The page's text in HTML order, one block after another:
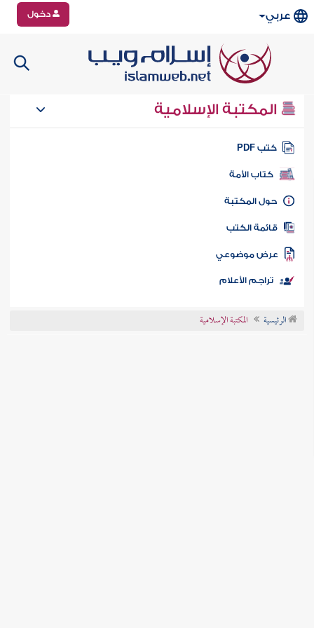
عربي دخول
المكتبة الإسلامية
كتب PDF
كتاب الأمة
المكتبة
الكتب
موضوعي
تراجم الأعلام
الرئيسية المكتبة الإسلامية